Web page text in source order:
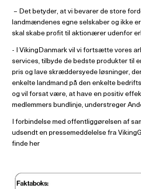
– Det betyder, at vi bevarer de store
landmændenes egne selskaber og ikke
skal skabe profit til aktionærer udenfor
- I VikingDanmark vil vi fortsætte vores
services, tilbyde de bedste produkter til
pris og lave skræddersyede løsninger,
enkelte landmand på den enkelte
og vil forsat være, at have en positiv
medlemmers bundlinje, understreger
I forbindelse med offentliggørelsen af
udsendt en pressemeddelelse fra
finde her